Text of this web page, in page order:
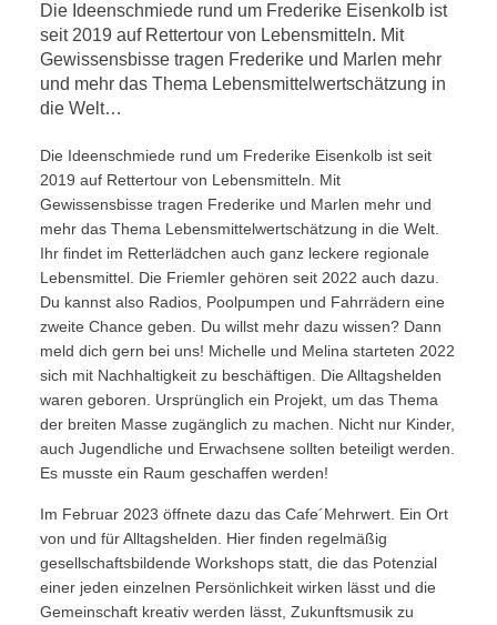
Die Ideenschmiede rund um Frederike Eisenkolb ist
seit 2019 auf Rettertour von Lebensmitteln. Mit
Gewissensbisse tragen Frederike und Marlen mehr
und mehr das Thema Lebensmittelwertschätzung in
die Welt…
Die Ideenschmiede rund um Frederike Eisenkolb ist seit
2019 auf Rettertour von Lebensmitteln. Mit
Gewissensbisse tragen Frederike und Marlen mehr und
mehr das Thema Lebensmittelwertschätzung in die Welt.
Ihr findet im Retterlädchen auch ganz leckere regionale
Lebensmittel. Die Friemler gehören seit 2022 auch dazu.
Du kannst also Radios, Poolpumpen und Fahrrädern eine
zweite Chance geben. Du willst mehr dazu wissen? Dann
meld dich gern bei uns! Michelle und Melina starteten 2022
sich mit Nachhaltigkeit zu beschäftigen. Die Alltagshelden
waren geboren. Ursprünglich ein Projekt, um das Thema
der breiten Masse zugänglich zu machen. Nicht nur Kinder,
auch Jugendliche und Erwachsene sollten beteiligt werden.
Es musste ein Raum geschaffen werden!
Im Februar 2023 öffnete dazu das Cafe´Mehrwert. Ein Ort
von und für Alltagshelden. Hier finden regelmäßig
gesellschaftsbildende Workshops statt, die das Potenzial
einer jeden einzelnen Persönlichkeit wirken lässt und die
Gemeinschaft kreativ werden lässt, Zukunftsmusik zu